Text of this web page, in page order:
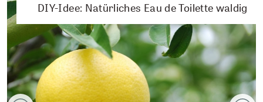
DIY-Idee: Natürliches Eau de Toilette waldig